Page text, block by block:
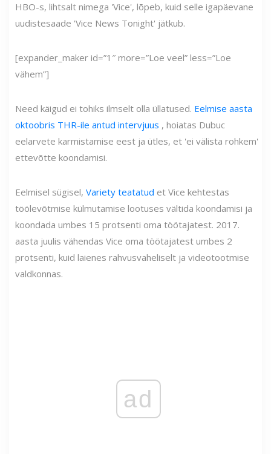
HBO-s, lihtsalt nimega 'Vice', lõpeb, kuid selle igapäevane
uudistesaade 'Vice News Tonight' jätkub.
[expander_maker id=”1″ more=”Loe veel” less=”Loe
vähem”]
Need käigud ei tohiks ilmselt olla üllatused. Eelmise aasta
oktoobris THR-ile antud intervjuus , hoiatas Dubuc
eelarvete karmistamise eest ja ütles, et 'ei välista rohkem'
ettevõtte koondamisi.
Eelmisel sügisel, Variety teatatud et Vice kehtestas
töölevõtmise külmutamise lootuses vältida koondamisi ja
koondada umbes 15 protsenti oma töötajatest. 2017.
aasta juulis vähendas Vice oma töötajatest umbes 2
protsenti, kuid laienes rahvusvaheliselt ja videotootmise
valdkonnas.
ad